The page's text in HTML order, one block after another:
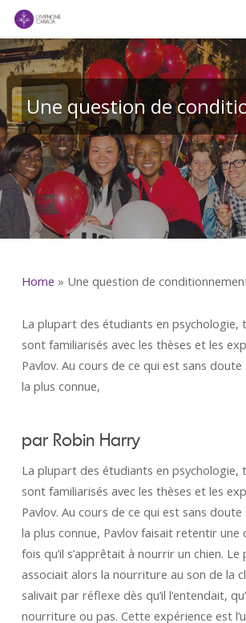
Skip
main
content
Une question de
Home » Une question de
La plupart des étudiants en psychologie,
sont familiarisés avec les thèses et les
Pavlov. Au cours de ce qui est sans
la plus connue,
par Robin Harry
La plupart des étudiants en psychologie,
sont familiarisés avec les thèses et les
Pavlov. Au cours de ce qui est sans
la plus connue, Pavlov faisait retentir une
fois qu’il s’apprêtait à nourrir un chien. Le
associait alors la nourriture au son de la
salivait par réflexe dès qu’il l’entendait,
nourriture ou pas. Cette expérience est